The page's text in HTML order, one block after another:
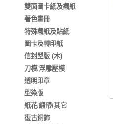
雙面圖卡紙及襯紙
著色畫冊
特殊襯紙及貼紙
圖卡及轉印紙
信封型版 (木)
刀模/浮雕壓模
透明印章
型染版
紙花/緞帶/其它
復古銅飾